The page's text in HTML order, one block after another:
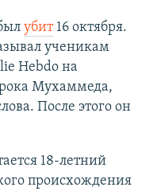
убит16 октября.
ученикам
Hebdo на
Мухаммеда,
После этого он
18-летний
происхождения